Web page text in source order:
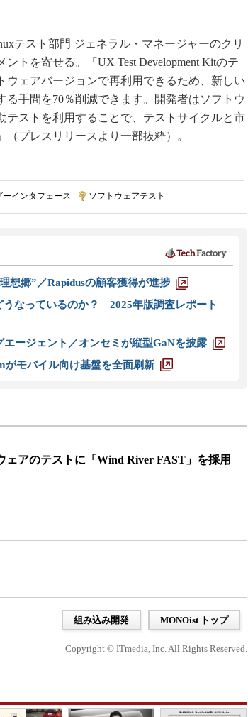
テスト部門 ジェネラル・マネージャーのクリ
トを寄せる。「UX Test Development Kitのテ
ウェアバージョンで再利用できるため、新しい
手間を70％削減できます。開発者はソフトウ
テストを利用することで、テストサイクルと市
プレスリリースより一部抜粋）。
ーインタフェース ソフトウェアテスト
想郷”／Rapidusの顧客獲得が進捗
なっているのか？ 2025年版調査レポート
ージェント／オンセミが縦型GaNを披露
モバイル向け基盤を全面刷新
アのテストに「Wind River FAST」を採用
組み込み開発 MONOist トップ
Copyright © ITmedia, Inc. All Rights Reserved.